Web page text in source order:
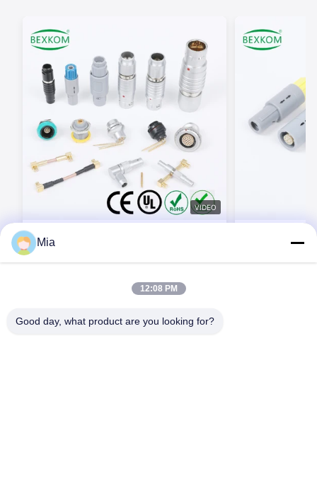
VIDEO
BEXKOM Pシリーズ 2-32ピン プラスチ
ックシェル 生体適合性 低コスト 短納期 医
療用コネクタ
BEXKOM Pシ
触 IP50 - IP65
Mia
12:08 PM
Good day, what product are you looking for?